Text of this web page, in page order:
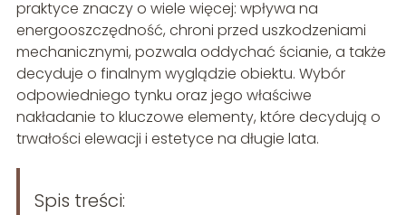
praktyce znaczy o wiele więcej: wpływa na
energooszczędność, chroni przed uszkodzeniami
mechanicznymi, pozwala oddychać ścianie, a także
decyduje o finalnym wyglądzie obiektu. Wybór
odpowiedniego tynku oraz jego właściwe
nakładanie to kluczowe elementy, które decydują o
trwałości elewacji i estetyce na długie lata.
Spis treści: